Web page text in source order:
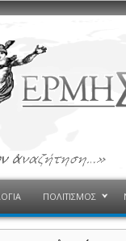
ΠΟΛΙΤΙΣΜΟΣ